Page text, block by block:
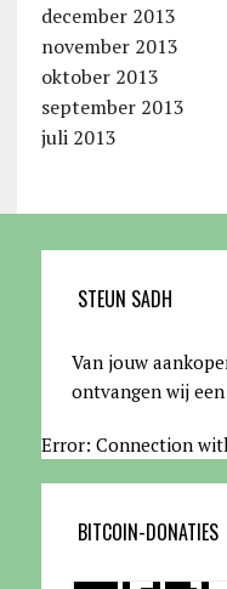
december 2013
november 2013
oktober 2013
september 2013
juli 2013
STEUN SADH
Van jouw
ontvangen wij
Error: Connection
BITCOIN-DONATIES